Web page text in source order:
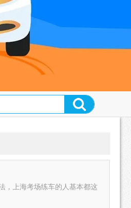
，上海考场练车的人基本都这